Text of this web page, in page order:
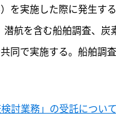
を実施した際に発生す
航を含む船舶調査、炭
同で実施する。船舶調
討業務」の受託について